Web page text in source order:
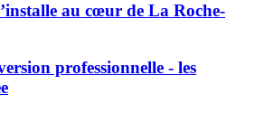
au cœur de La Roche-
professionnelle - les